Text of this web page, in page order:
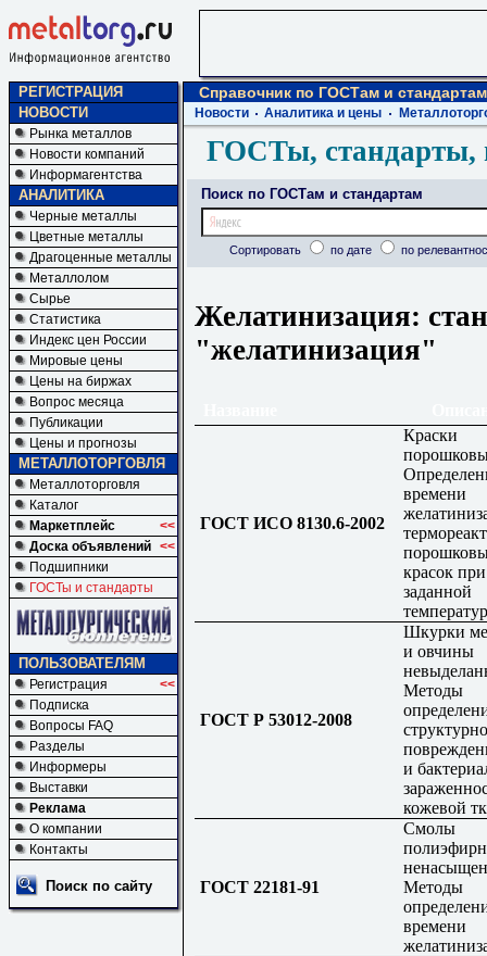
РЕГИСТРАЦИЯ
НОВОСТИ
Рынка металлов
Новости компаний
Информагентства
АНАЛИТИКА
Черные металлы
Цветные металлы
Драгоценные металлы
Металлолом
Сырье
Статистика
Индекс цен России
Мировые цены
Цены на биржах
Вопрос месяца
Публикации
Цены и прогнозы
МЕТАЛЛОТОРГОВЛЯ
Металлоторговля
Каталог
Маркетплейс
<<
Доска объявлений <<
Подшипники
ГОСТы и стандарты
ПОЛЬЗОВАТЕЛЯМ
Регистрация
<<
Подписка
Вопросы FAQ
Разделы
Информеры
Выставки
Реклама
О компании
Контакты
Поиск по сайту
Справочник по ГОСТам и стандартам
Новости Аналитика и цены
ГОСТы, стандарты,
Поиск по ГОСТам и стандартам
Сортировать по дате по
Желатинизация:
"желатинизация"
ГОСТ ИСО 8130.6-2002
Краски
времени
красок при
заданной
ГОСТ Р 53012-2008
Шкурки
и овчины
Методы
и
кожевой
ГОСТ 22181-91
Смолы
Методы
времени